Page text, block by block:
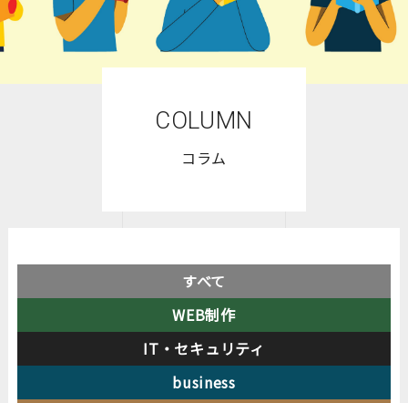
COLUMN
コラム
すべて
WEB制作
IT・セキュリティ
business